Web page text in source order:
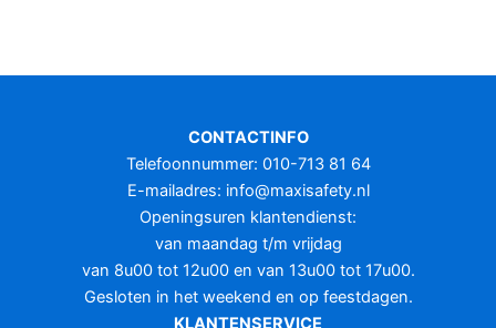
CONTACTINFO
Telefoonnummer: 010-713 81 64
E-mailadres: info@maxisafety.nl
Openingsuren klantendienst:
van maandag t/m vrijdag
van 8u00 tot 12u00 en van 13u00 tot 17u00.
Gesloten in het weekend en op feestdagen.
KLANTENSERVICE